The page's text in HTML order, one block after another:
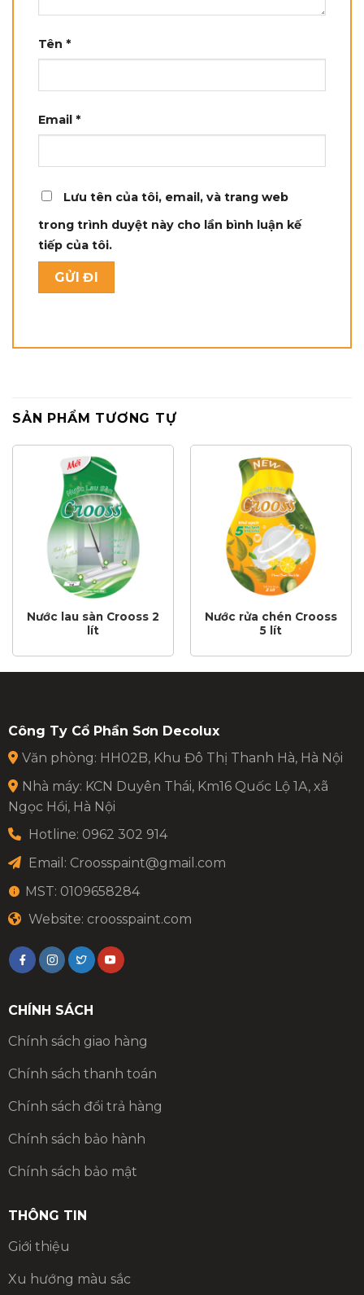
Tên *
Email *
Lưu tên của tôi, email, và trang web
trong trình duyệt này cho lần bình luận kế
tiếp của tôi.
SẢN PHẨM TƯƠNG TỰ
Nước lau sàn Crooss 2
lít
Nước rửa chén Crooss
5 lít
Công Ty Cổ Phần Sơn Decolux
Văn phòng: HH02B, Khu Đô Thị Thanh Hà, Hà Nội
Nhà máy: KCN Duyên Thái, Km16 Quốc Lộ 1A, xã
Ngọc Hồi, Hà Nội
Hotline: 0962 302 914
Email: Croosspaint@gmail.com
MST: 0109658284
Website: croosspaint.com
CHÍNH SÁCH
Chính sách giao hàng
Chính sách thanh toán
Chính sách đổi trả hàng
Chính sách bảo hành
Chính sách bảo mật
THÔNG TIN
Giới thiệu
Xu hướng màu sắc